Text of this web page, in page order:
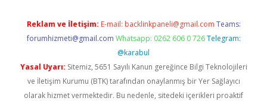
Reklam ve İletişim: E-mail: backlinkpaneli@gmail.com Teams:
forumhizmeti@gmail.com Whatsapp: 0262 606 0 726 Telegram:
@karabul
Yasal Uyarı: Sitemiz, 5651 Sayılı Kanun gereğince Bilgi Teknolojileri
ve İletişim Kurumu (BTK) tarafından onaylanmış bir Yer Sağlayıcı
olarak hizmet vermektedir. Bu nedenle, sitedeki içerikleri proaktif